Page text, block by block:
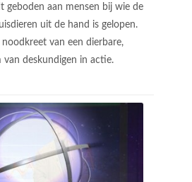
geboden aan mensen bij wie de
uit de hand is gelopen.
van een dierbare,
van deskundigen in actie.